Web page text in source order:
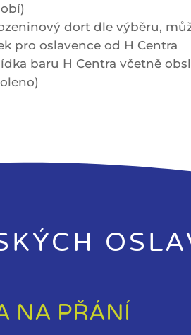
dort dle výběru,
pro oslavence od H Centra
baru H Centra včetně
NA PŘÁNÍ